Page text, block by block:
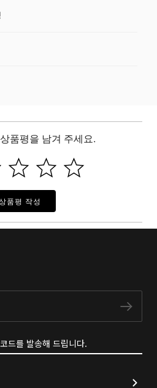
품평을 남겨 주세요.
품평 작성
구독
드를 발송해 드립니다.